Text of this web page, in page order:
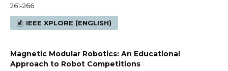
261-266
IEEE XPLORE (ENGLISH)
Magnetic Modular Robotics: An Educational
Approach to Robot Competitions